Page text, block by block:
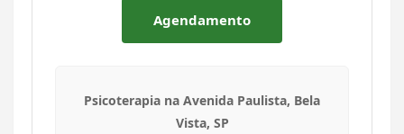
Agendamento
Psicoterapia na Avenida Paulista, Bela
Vista, SP